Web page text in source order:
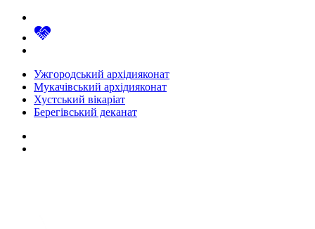
Ужгородський архідияконат
Мукачівський архідияконат
Хустський вікаріат
Берегівський деканат